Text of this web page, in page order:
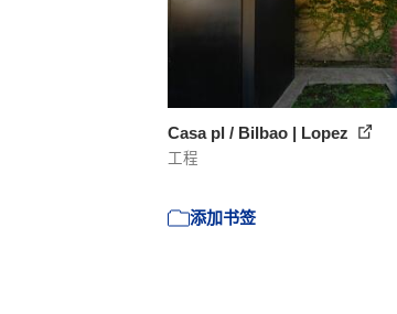
Casa pl / Bilbao | Lopez
工程
添加书签